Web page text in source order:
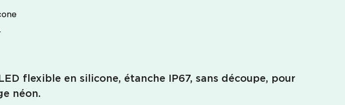
flexible en silicone, étanche IP67, sans découpe, pour
néon.